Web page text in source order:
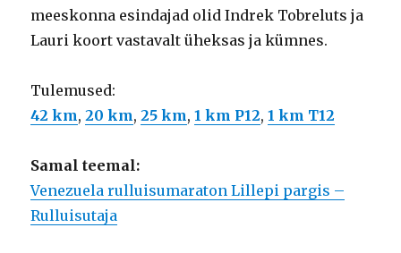
meeskonna esindajad olid Indrek Tobreluts ja
Lauri koort vastavalt üheksas ja kümnes.
Tulemused:
42 km,20 km,25 km,1 km P12,1 km T12
Samal teemal:
Venezuela rulluisumaraton Lillepi pargis –
Rulluisutaja